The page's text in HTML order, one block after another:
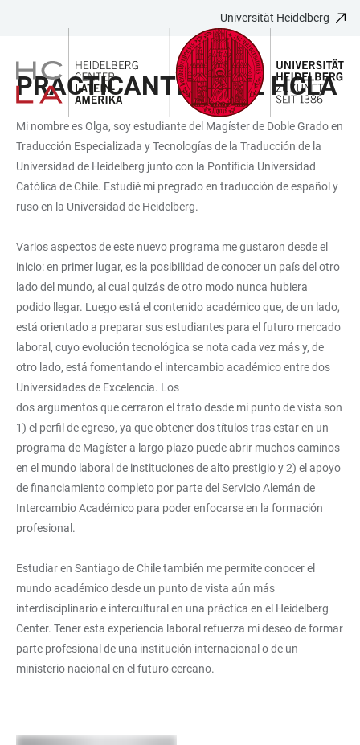
ZUR
BARRIEREFREIHEIT
Universität Heidelberg
PRACTICANTE EN EL HCLA
Mi nombre es Olga, soy estudiante del Magíster de Doble Grado en
Traducción Especializada y Tecnologías de la Traducción de la
Universidad de Heidelberg junto con la Pontificia Universidad
Católica de Chile. Estudié mi pregrado en traducción de español y
ruso en la Universidad de Heidelberg.
Varios aspectos de este nuevo programa me gustaron desde el
inicio: en primer lugar, es la posibilidad de conocer un país del otro
lado del mundo, al cual quizás de otro modo nunca hubiera
podido llegar. Luego está el contenido académico que, de un lado,
está orientado a preparar sus estudiantes para el futuro mercado
laboral, cuyo evolución tecnológica se nota cada vez más y, de
otro lado, está fomentando el intercambio académico entre dos
Universidades de Excelencia. Los
dos argumentos que cerraron el trato desde mi punto de vista son
1) el perfil de egreso, ya que obtener dos títulos tras estar en un
programa de Magíster a largo plazo puede abrir muchos caminos
en el mundo laboral de instituciones de alto prestigio y 2) el apoyo
de financiamiento completo por parte del Servicio Alemán de
Intercambio Académico para poder enfocarse en la formación
profesional.
Estudiar en Santiago de Chile también me permite conocer el
mundo académico desde un punto de vista aún más
interdisciplinario e intercultural en una práctica en el Heidelberg
Center. Tener esta experiencia laboral refuerza mi deseo de formar
parte profesional de una institución internacional o de un
ministerio nacional en el futuro cercano.